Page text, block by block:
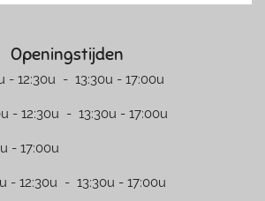
Openingstijden
12:30u - 13:30u - 17:00u
- 13:30u - 17:00u
- 17:00u
- 12:30u - 13:30u - 17:00u